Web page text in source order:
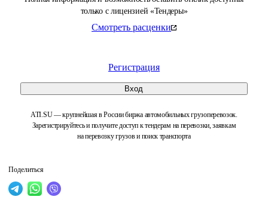
только с лицензией «Тендеры»
Смотреть расценки
Регистрация
Вход
ATI.SU — крупнейшая в России биржа автомобильных грузоперевозок.
Зарегистрируйтесь и получите доступ к тендерам на перевозки, заявкам
на перевозку грузов и поиск транспорта
Поделиться